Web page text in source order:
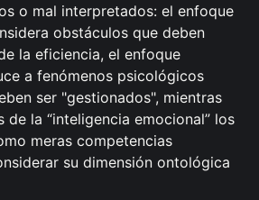
o mal interpretados: el enfoque
obstáculos que deben
la eficiencia, el enfoque
a fenómenos psicológicos
ser "gestionados", mientras
de la “inteligencia emocional” los
meras competencias
su dimensión ontológica